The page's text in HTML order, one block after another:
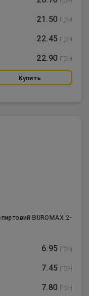
21.50 грн
22.45 грн
22.90 грн
Купить
BUROMAX 2-
6.95 грн
7.45 грн
7.80 грн